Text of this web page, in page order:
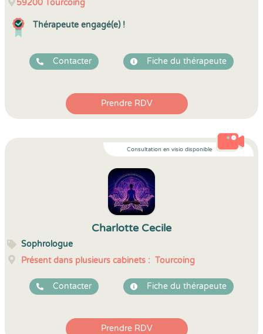
59200 Tourcoing
Thérapeute engagé(e) !
Contacter Fiche du thérapeute
Prendre RDV
Consultation en visio disponible
Charlotte Cecile
Sophrologue
Présent dans plusieurs cabinets : Tourcoing
Contacter Fiche du thérapeute
Prendre RDV